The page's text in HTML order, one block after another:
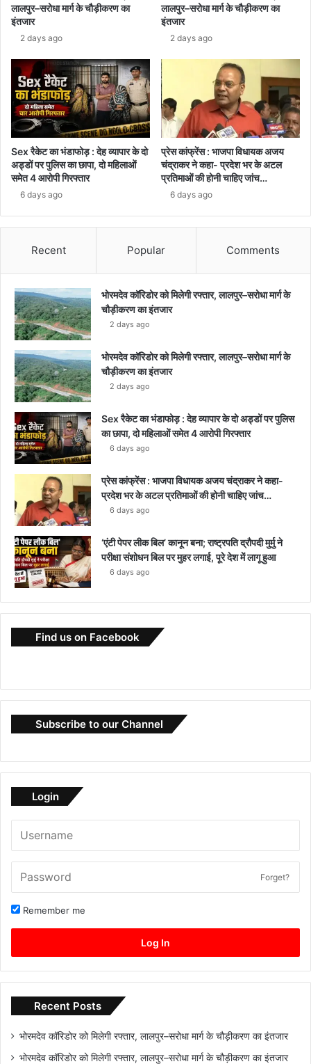
नकली
गुटखा
लालपुर–सरोधा मार्ग के चौड़ीकरण का
इंतजार
2 days ago
लालपुर–सरोधा मार्ग के चौड़ीकरण का
इंतजार
2 days ago
Sex रैकेट का भंडाफोड़ : देह व्यापार के दो
अड्डों पर पुलिस का छापा, दो महिलाओं
समेत 4 आरोपी गिरफ्तार
6 days ago
प्रेस कांफ्रेंस : भाजपा विधायक अजय
चंद्राकर ने कहा- प्रदेश भर के अटल
प्रतिमाओं की होनी चाहिए जांच…
6 days ago
Recent Popular Comments
भोरमदेव कॉरिडोर को मिलेगी रफ्तार, लालपुर–सरोधा मार्ग के
चौड़ीकरण का इंतजार
2 days ago
भोरमदेव कॉरिडोर को मिलेगी रफ्तार, लालपुर–सरोधा मार्ग के
चौड़ीकरण का इंतजार
2 days ago
Sex रैकेट का भंडाफोड़ : देह व्यापार के दो अड्डों पर पुलिस
का छापा, दो महिलाओं समेत 4 आरोपी गिरफ्तार
6 days ago
प्रेस कांफ्रेंस : भाजपा विधायक अजय चंद्राकर ने कहा-
प्रदेश भर के अटल प्रतिमाओं की होनी चाहिए जांच…
6 days ago
‘एंटी पेपर लीक बिल’ कानून बना; राष्ट्रपति द्रौपदी मुर्मु ने
परीक्षा संशोधन बिल पर मुहर लगाई, पूरे देश में लागू हुआ
6 days ago
Find us on Facebook
Subscribe to our Channel
Login
Forget?
Remember me
Log In
Recent Posts
भोरमदेव कॉरिडोर को मिलेगी रफ्तार, लालपुर–सरोधा मार्ग के चौड़ीकरण का इंतजार
भोरमदेव कॉरिडोर को मिलेगी रफ्तार, लालपुर–सरोधा मार्ग के चौड़ीकरण का इंतजार